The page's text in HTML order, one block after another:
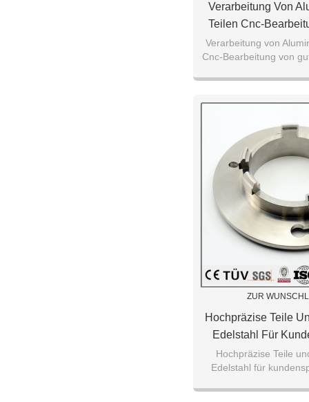
Verarbeitung Von
Teilen Cnc-
Design-Teilen
Verarbeitung von
Cnc-Bearbeitung von
ZUR
Hochpräzise Teile
Edelstahl Für
CNC-
Hochpräzise Teile
Edelstahl für